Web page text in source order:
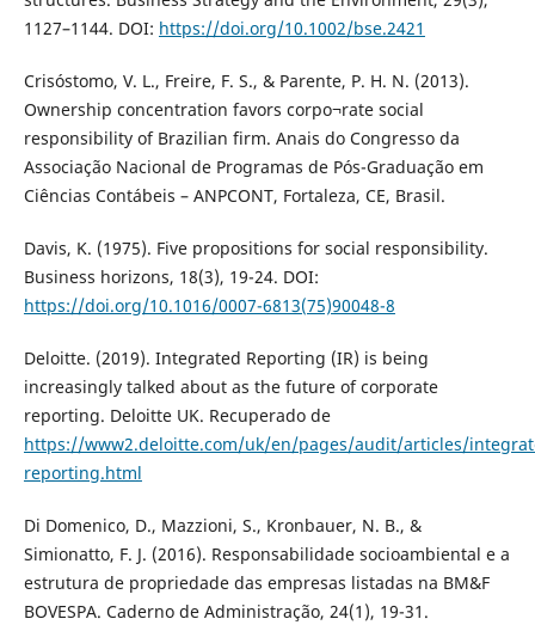
1127–1144. DOI: https://doi.org/10.1002/bse.2421
Crisóstomo, V. L., Freire, F. S., & Parente, P. H. N. (2013).
Ownership concentration favors corpo¬rate social
responsibility of Brazilian firm. Anais do Congresso da
Associação Nacional de Programas de Pós-Graduação em
Ciências Contábeis – ANPCONT, Fortaleza, CE, Brasil.
Davis, K. (1975). Five propositions for social responsibility.
Business horizons, 18(3), 19-24. DOI:
https://doi.org/10.1016/0007-6813(75)90048-8
Deloitte. (2019). Integrated Reporting (IR) is being
increasingly talked about as the future of corporate
reporting. Deloitte UK. Recuperado de
https://www2.deloitte.com/uk/en/pages/audit/articles/
reporting.html
Di Domenico, D., Mazzioni, S., Kronbauer, N. B., &
Simionatto, F. J. (2016). Responsabilidade socioambiental e a
estrutura de propriedade das empresas listadas na BM&F
BOVESPA. Caderno de Administração, 24(1), 19-31.